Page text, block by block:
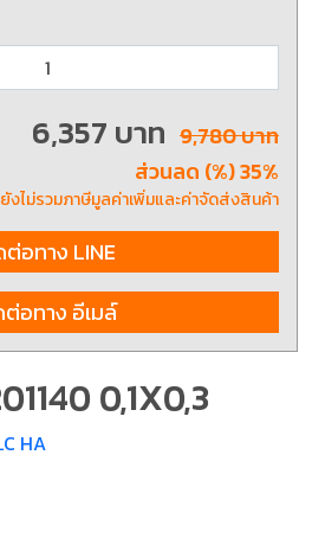
0,1X0,3
6,357 บาท 9,780 บาท
ส่วนลด (%) 35%
งไม่รวมภาษีมูลค่าเพิ่มและค่าจัดส่งสินค้า
อทาง LINE
อทาง อีเมล์